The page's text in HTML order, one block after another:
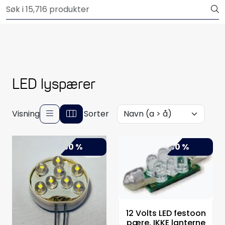
Skip to main content
LED lyspærer
Visning Sorter
-50 % -50 %
12 Volts LED festoon
Motordeler
Pumper
Servicesett